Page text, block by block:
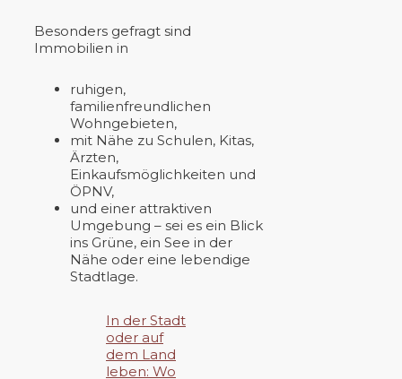
Besonders gefragt sind
Immobilien in
ruhigen,
familienfreundlichen
Wohngebieten,
mit Nähe zu Schulen, Kitas,
Ärzten,
Einkaufsmöglichkeiten und
ÖPNV,
und einer attraktiven
Umgebung – sei es ein Blick
ins Grüne, ein See in der
Nähe oder eine lebendige
Stadtlage.
In der Stadt
oder auf
dem Land
leben: Wo